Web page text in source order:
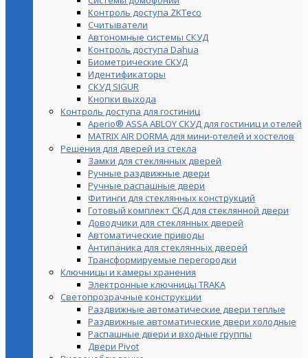
Контроль доступа ZKTeco
Считыватели
Автономные системы СКУД
Контроль доступа Dahua
Биометрические СКУД
Идентификаторы
СКУД SIGUR
Кнопки выхода
Контроль доступа для гостиниц
Aperio® ASSA ABLOY СКУД для гостиниц и отелей
MATRIX AIR DORMA для мини-отелей и хостелов
Решения для дверей из стекла
Замки для стеклянных дверей
Ручные раздвижные двери
Ручные распашные двери
Фитинги для стеклянных конструкций
Готовый комплект СКД для стеклянной двери
Доводчики для стеклянных дверей
Автоматические приводы
Антипаника для стеклянных дверей
Трансформируемые перегородки
Ключницы и камеры хранения
Электронные ключницы TRAKA
Светопрозрачные конструкции
Раздвижные автоматические двери теплые
Раздвижные автоматические двери холодные
Распашные двери и входные группы
Двери Pivot